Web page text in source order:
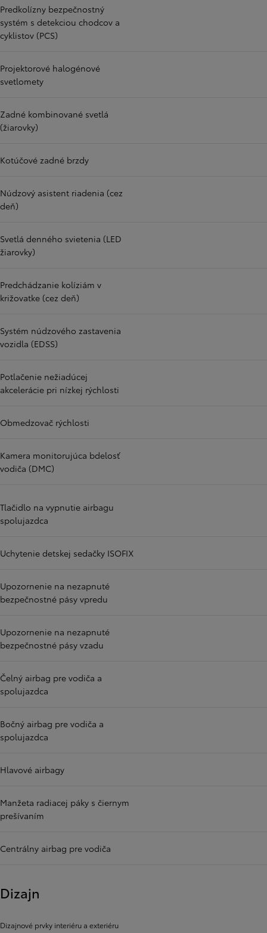
Predkolízny bezpečnostný
systém s detekciou chodcov a
cyklistov (PCS)
Projektorové halogénové
svetlomety
Zadné kombinované svetlá
(žiarovky)
Kotúčové zadné brzdy
Núdzový asistent riadenia (cez
deň)
Svetlá denného svietenia (LED
žiarovky)
Predchádzanie kolíziám v
križovatke (cez deň)
Systém núdzového zastavenia
vozidla (EDSS)
Potlačenie nežiadúcej
akcelerácie pri nízkej rýchlosti
Obmedzovač rýchlosti
Kamera monitorujúca bdelosť
vodiča (DMC)
Tlačidlo na vypnutie airbagu
spolujazdca
Uchytenie detskej sedačky ISOFIX
Upozornenie na nezapnuté
bezpečnostné pásy vpredu
Upozornenie na nezapnuté
bezpečnostné pásy vzadu
Čelný airbag pre vodiča a
spolujazdca
Bočný airbag pre vodiča a
spolujazdca
Hlavové airbagy
Manžeta radiacej páky s čiernym
prešívaním
Centrálny airbag pre vodiča
Dizajn
Dizajnové prvky interiéru a exteriéru